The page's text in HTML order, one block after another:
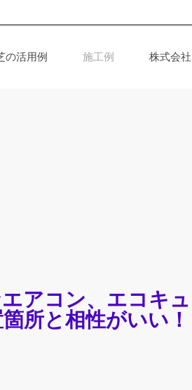
の活用例 施工例 株式会
アコン、エコキ
所と相性がいい！